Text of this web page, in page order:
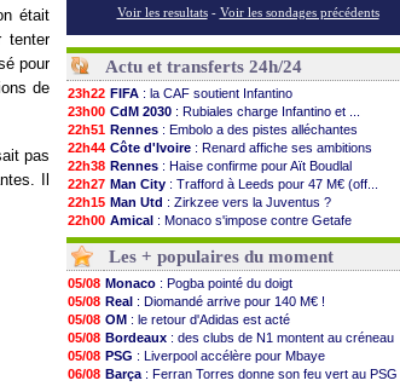
était
tenter
pour
de
pas
Il
Voir les resultats - Voir les sondages précédents
Actu et transferts 24h/24
23h22 FIFA : la CAF soutient Infantino
23h00 CdM 2030 : Rubiales charge Infantino et ...
22h51 Rennes : Embolo a des pistes alléchantes
22h44 Côte d'Ivoire : Renard affiche ses ambitions
22h38 Rennes : Haise confirme pour Aït Boudlal
22h27 Man City : Trafford à Leeds pour 47 M€ (off...
22h15 Man Utd : Zirkzee vers la Juventus ?
22h00 Amical : Monaco s'impose contre Getafe
21h48 Nantes: Der Zakarian et sa relation avec Kita
21h39
OM: le club prêt à libérer Kondogbia ?
21h26 Monaco: le message touchant d'Akliouche
21h05
FIFA: Tebas en remet une couche
20h47
FIFA : l'UEFA maintient la pression
20h30
PSG: Tebas encense Luis Enrique
20h18
Real: Vinicius jusqu'en 2032 (officiel)
20h04
Lyon: Mangala va rejoindre Getafe
19h47
OM: une offre refusée pour Aguerd
Les + populaires du moment
05/08 Monaco : Pogba pointé du doigt
05/08 Real : Diomandé arrive pour 140 M€ !
05/08 OM : le retour d'Adidas est acté
05/08 Bordeaux : des clubs de N1 montent au créneau
05/08 PSG : Liverpool accélère pour Mbaye
06/08 Barça : Ferran Torres donne son feu vert au PSG